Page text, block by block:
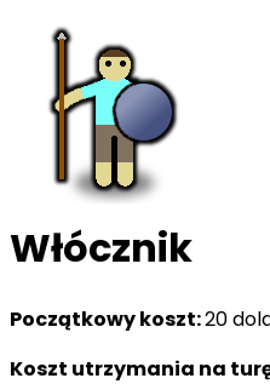
Włócznik
Początkowy koszt:20
Koszt utrzymania na